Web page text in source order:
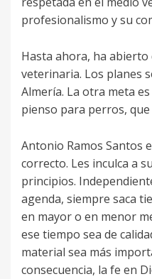
profesionalismo y su
Hasta ahora, ha
veterinaria. Los planes
Almería. La otra meta
pienso para perros,
Antonio Ramos Santos
correcto. Les inculca a
principios.
agenda, siempre saca
en mayor o en menor
ese tiempo sea de
material sea más
consecuencia, la fe en